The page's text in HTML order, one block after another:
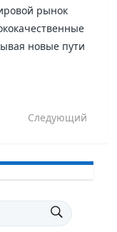
рынок
новые пути
Следующий